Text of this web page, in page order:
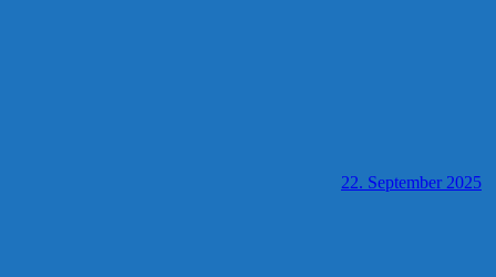
22. September 2025